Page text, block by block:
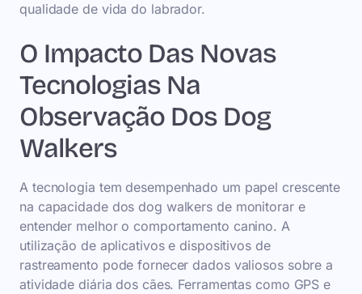
qualidade de vida do labrador.
O Impacto Das Novas
Tecnologias Na
Observação Dos Dog
Walkers
A tecnologia tem desempenhado um papel crescente
na capacidade dos dog walkers de monitorar e
entender melhor o comportamento canino. A
utilização de aplicativos e dispositivos de
rastreamento pode fornecer dados valiosos sobre a
atividade diária dos cães. Ferramentas como GPS e